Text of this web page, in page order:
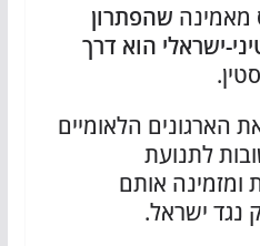
שהפתרון
ישראלי הוא דרך
את הארגונים הלאומיים
לתנועת
ומזמינה אותם
נגד ישראל.